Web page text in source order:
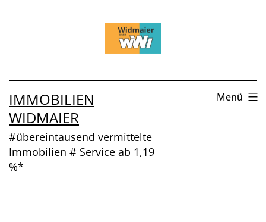
IMMOBILIEN
WIDMAIER
#übereintausend vermittelte
Immobilien # Service ab 1,19
%*
Menü